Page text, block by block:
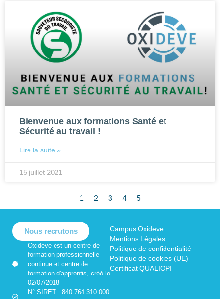
Bienvenue aux formations Santé et
Sécurité au travail !
Lire la suite »
15 juillet 2021
1 2 3 4 5
Nous recrutons
Oxideve est un centre de
formation professionnelle
continue et centre de
formation d'apprentis, créé le
02/07/2018
N° SIRET : 840 764 310 000
Campus Oxideve
Mentions Légales
Politique de confidentialité
Politique de cookies (UE)
Certificat QUALIOPI